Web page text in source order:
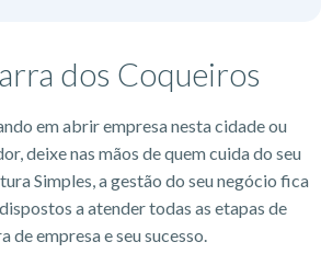
dos Coqueiros
em abrir empresa nesta cidade ou
deixe nas mãos de quem cuida do seu
Simples, a gestão do seu negócio fica
a atender todas as etapas de
de empresa e seu sucesso.